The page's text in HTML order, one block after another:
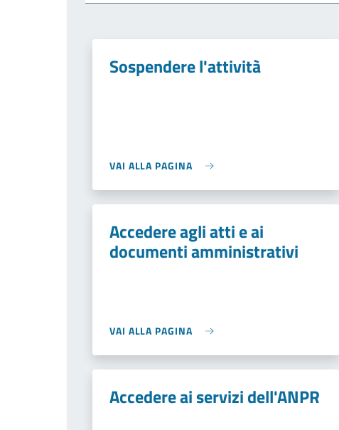
Sospendere l'attività
VAI ALLA PAGINA
Accedere agli atti e ai
documenti amministrativi
VAI ALLA PAGINA
Accedere ai servizi dell'ANPR